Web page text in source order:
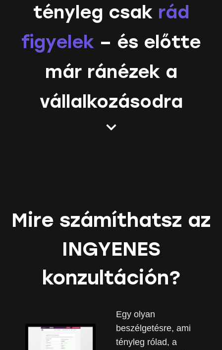
tényleg csak rád
figyelek – és előtte
már ránézek a
vállalkozásodra
Mire számíthatsz az
INGYENES
konzultáción?
Egy olyan
beszélgetésre, ami
tényleg rólad, a